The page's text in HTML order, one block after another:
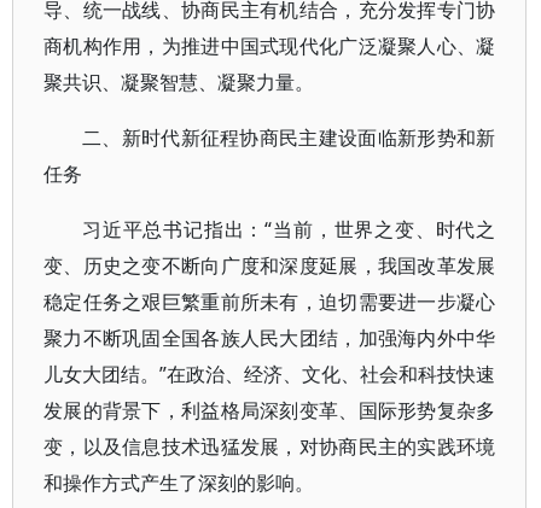
导、统一战线、协商民主有机结合，充分发挥专门协
商机构作用，为推进中国式现代化广泛凝聚人心、凝
聚共识、凝聚智慧、凝聚力量。
二、新时代新征程协商民主建设面临新形势和新
任务
习近平总书记指出：“当前，世界之变、时代之
变、历史之变不断向广度和深度延展，我国改革发展
稳定任务之艰巨繁重前所未有，迫切需要进一步凝心
聚力不断巩固全国各族人民大团结，加强海内外中华
儿女大团结。”在政治、经济、文化、社会和科技快速
发展的背景下，利益格局深刻变革、国际形势复杂多
变，以及信息技术迅猛发展，对协商民主的实践环境
和操作方式产生了深刻的影响。